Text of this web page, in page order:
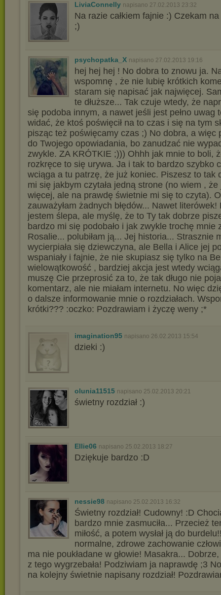
LiviaConnelly napisano 27.02.2013 23:32
Na razie całkiem fajnie :) Czekam na
;)
psychopatka_X napisano 27.02.2013 19:16
hej hej hej ! No dobra to znowu ja.
wspomnę , że nie lubię krótkich
staram się napisać jak najwięcej.
te dłuższe... Tak czuje wtedy, że
się podoba innym, a nawet jeśli jest pełno uwag
widać, że ktoś poświęcił na to czas i się na tym
pisząc też poświęcamy czas ;) No dobra, a więc
do Twojego opowiadania, bo zanudzać nie
zwykle. ZA KRÓTKIE ;))) Ohhh jak mnie to boli,
rozkręce to się urywa. Ja i tak to bardzo szybko
wciąga a tu patrzę, że już koniec. Piszesz to tak
mi się jakbym czytała jedną strone (no wiem ,
więcej, ale na prawdę świetnie mi się to czyta).
zauważyłam żadnych błędów... Nawet
jestem ślepa, ale myślę, że to Ty tak dobrze
bardzo mi się podobało i jak zwykle trochę mnie
Rosalie... polubiłam ją... Jej historia... Strasznie
wycierpiała się dziewczyna, ale Bella i Alice jej
wspaniały i fajnie, że nie skupiasz się tylko na
wielowątkowość , bardziej akcja jest wtedy
muszę Cie przeprosić za to, że tak długo nie
komentarz, ale nie miałam internetu. No więc
o dalsze informowanie mnie o rozdziałach.
krótki??? :oczko: Pozdrawiam i życzę weny ;*
imagination95 napisano 26.02.2013 15:54
dzieki :)
olunia11515 napisano 25.02.2013 20:21
świetny rozdział :)
Ellie06 napisano 25.02.2013 18:27
Dziękuje bardzo :D
nessie98 napisano 25.02.2013 16:32
Świetny rozdział! Cudowny! :D
bardzo mnie zasmuciła... Przecież
miłość, a potem wysłał ją do
normalne, zdrowe zachowanie
ma nie poukładane w głowie! Masakra...
z tego wygrzebała! Podziwiam ja naprawdę ;3
na kolejny świetnie napisany rozdział!